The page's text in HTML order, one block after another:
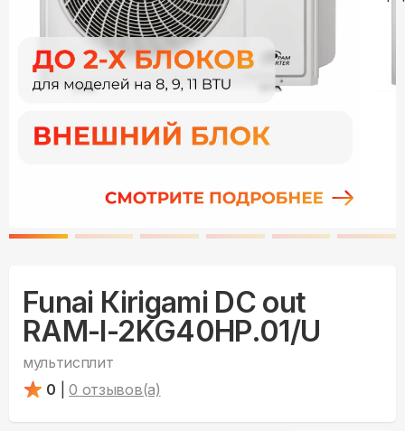
Funai Кirigami DC out
RAM-I-2KG40HP.01/U
мультисплит
0
0 отзывов(а)